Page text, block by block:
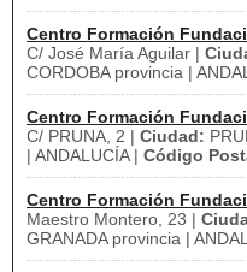
Centro Formación
C/ José María Aguilar |
CORDOBA provincia |
Centro Formación
C/ PRUNA, 2 | Ciudad:
| ANDALUCÍA | Código
Centro Formación
Maestro Montero, 23 |
GRANADA provincia |